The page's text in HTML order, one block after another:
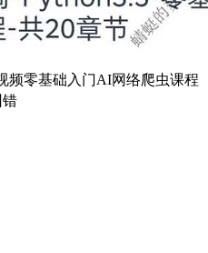
频零基础入门AI网络爬虫课程
错